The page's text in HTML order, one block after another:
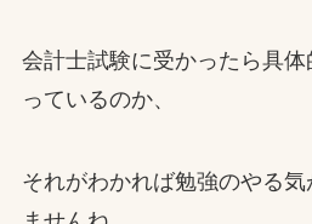
会計士試験に受かったら具
っているのか、
それがわかれば勉強のやる